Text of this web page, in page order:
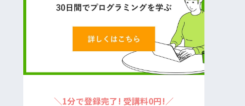
＼1分で登録完了! 受講料0円!／